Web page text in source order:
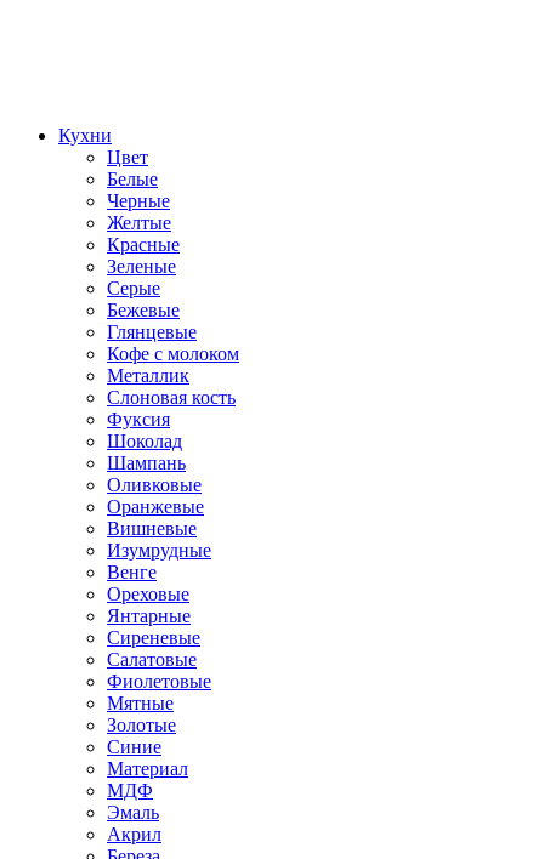
Кухни
Цвет
Белые
Черные
Желтые
Красные
Зеленые
Серые
Бежевые
Глянцевые
Кофе с молоком
Металлик
Слоновая кость
Фуксия
Шоколад
Шампань
Оливковые
Оранжевые
Вишневые
Изумрудные
Венге
Ореховые
Янтарные
Сиреневые
Салатовые
Фиолетовые
Мятные
Золотые
Синие
Материал
МДФ
Эмаль
Акрил